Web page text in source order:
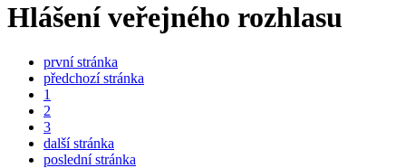
Hlášení veřejného rozhlasu
první stránka
předchozí stránka
1
2
3
další stránka
poslední stránka